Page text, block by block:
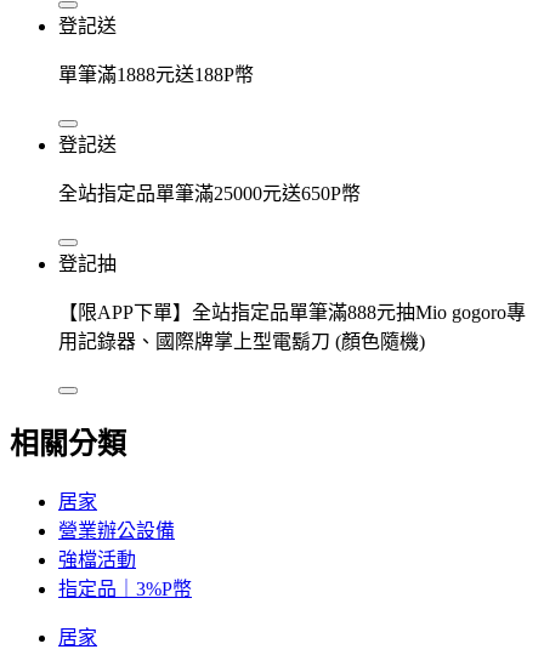
登記送
單筆滿1888元送188P幣
登記送
全站指定品單筆滿25000元送650P幣
登記抽
【限APP下單】全站指定品單筆滿888元抽Mio gogoro專
用記錄器、國際牌掌上型電鬍刀 (顏色隨機)
相關分類
居家
營業辦公設備
強檔活動
指定品｜3%P幣
居家